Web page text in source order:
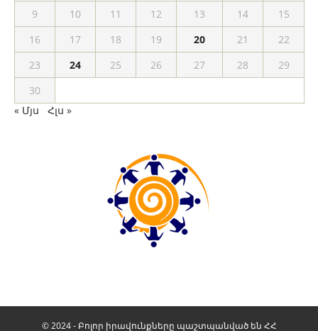
9
10 11 12 13 14
15
16
17 18 19 20 21
22
23
24 25 26 27 28
29
30
« Մյս
Հլս »
© 2024 - Բոլոր իրավունքները պաշտպանված են ՀՀ